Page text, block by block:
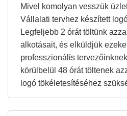
Mivel komolyan vesszük
Vállalati tervhez készített
Legfeljebb 2 órát töltünk
alkotásait, és elküldjük
professzionális
körülbelül 48 órát töltenek
logó tökéletesítéséhez